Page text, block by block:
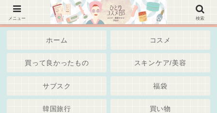
韓国コスメ、美容スキンケア・通販・Iherb・サブスク～綺麗でいたいアラサーアラフォー世代・
独身女子 ブログ
ホーム コスメ
買って良かったもの スキンケア/美容
サブスク 福袋
韓国旅行 買い物
メニュー 検索